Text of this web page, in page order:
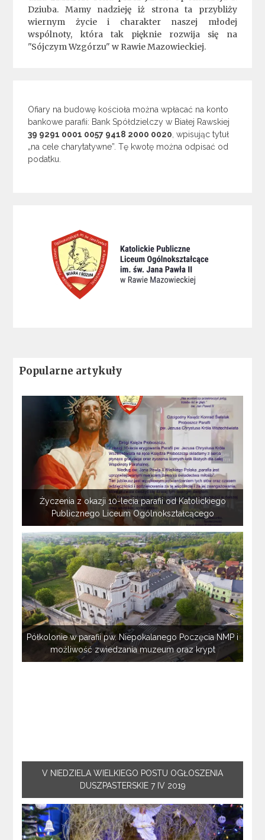
Dziuba. Mamy nadzieję iż strona ta przybliży
wiernym życie i charakter naszej młodej
wspólnoty, która tak pięknie rozwija się na
"Sójczym Wzgórzu" w Rawie Mazowieckiej.
Ofiary na budowę kościoła można wpłacać na konto
bankowe parafii: Bank Spółdzielczy w Białej Rawskiej
39 9291 0001 0057 9418 2000 0020 , wpisując tytuł
„na cele charytatywne”. Tę kwotę można odpisać od
podatku.
Popularne artykuły
Życzenia z okazji 10-lecia parafii od Katolickiego
Publicznego Liceum Ogólnokształcącego
Półkolonie w parafii pw. Niepokalanego Poczęcia NMP i
możliwość zwiedzania muzeum oraz krypt
V NIEDZIELA WIELKIEGO POSTU OGŁOSZENIA
DUSZPASTERSKIE 7 IV 2019